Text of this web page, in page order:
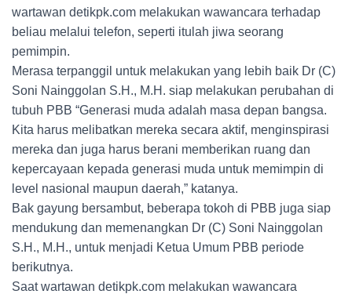
wartawan detikpk.com melakukan wawancara terhadap
beliau melalui telefon, seperti itulah jiwa seorang
pemimpin.
Merasa terpanggil untuk melakukan yang lebih baik Dr (C)
Soni Nainggolan S.H., M.H. siap melakukan perubahan di
tubuh PBB “Generasi muda adalah masa depan bangsa.
Kita harus melibatkan mereka secara aktif, menginspirasi
mereka dan juga harus berani memberikan ruang dan
kepercayaan kepada generasi muda untuk memimpin di
level nasional maupun daerah,” katanya.
Bak gayung bersambut, beberapa tokoh di PBB juga siap
mendukung dan memenangkan Dr (C) Soni Nainggolan
S.H., M.H., untuk menjadi Ketua Umum PBB periode
berikutnya.
Saat wartawan detikpk.com melakukan wawancara